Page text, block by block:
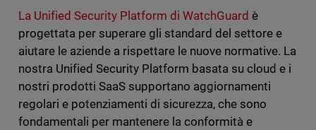
La Unified Security Platform di WatchGuard è
progettata per superare gli standard del settore e
aiutare le aziende a rispettare le nuove normative. La
nostra Unified Security Platform basata su cloud e i
nostri prodotti SaaS supportano aggiornamenti
regolari e potenziamenti di sicurezza, che sono
fondamentali per mantenere la conformità e